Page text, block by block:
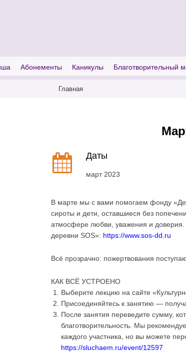
Абонементы Каникулы Благотворительный
Главная
Даты
март 2023
В марте мы с вами помогаем фонду
сироты и дети, оставшиеся без
атмосфере любви, уважения и доверия.
деревни SOS»: https://www.sos-dd.ru
Всё прозрачно: пожертвования
КАК ВСЁ УСТРОЕНО
Выберите лекцию на сайте
Присоединяйтесь к занятию —
После занятия переведите сумму,
благотворительность. Мы
каждого участника, но вы можете
https://sluchaem.ru/event/12597